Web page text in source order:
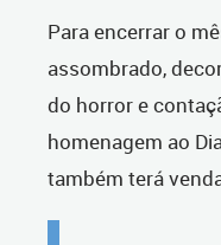
Para encerrar o
assombrado,
do horror e
homenagem ao
também terá